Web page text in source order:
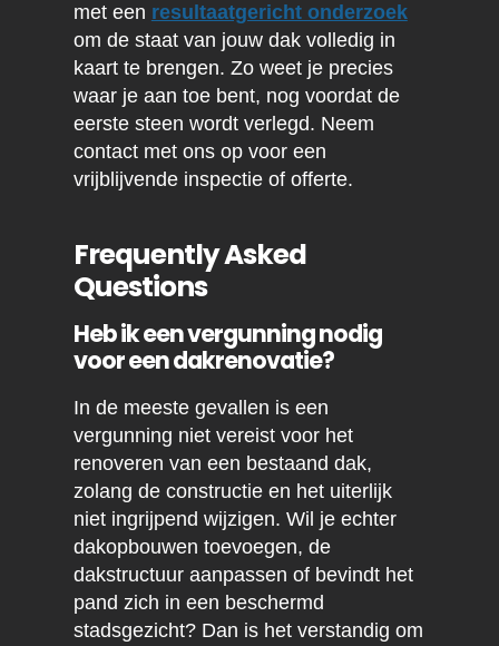
met een resultaatgericht onderzoek
om de staat van jouw dak volledig in
kaart te brengen. Zo weet je precies
waar je aan toe bent, nog voordat de
eerste steen wordt verlegd. Neem
contact met ons op voor een
vrijblijvende inspectie of offerte.
Frequently Asked
Questions
Heb ik een vergunning nodig
voor een dakrenovatie?
In de meeste gevallen is een
vergunning niet vereist voor het
renoveren van een bestaand dak,
zolang de constructie en het uiterlijk
niet ingrijpend wijzigen. Wil je echter
dakopbouwen toevoegen, de
dakstructuur aanpassen of bevindt het
pand zich in een beschermd
stadsgezicht? Dan is het verstandig om